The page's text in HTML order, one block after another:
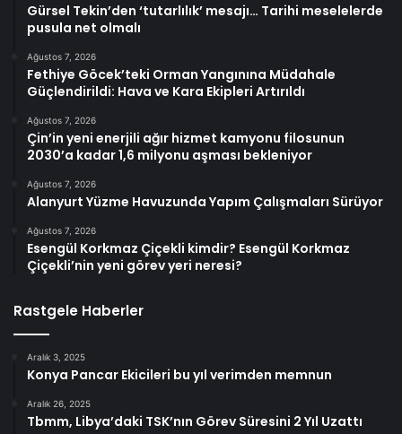
Gürsel Tekin’den ‘tutarlılık’ mesajı… Tarihi meselelerde
pusula net olmalı
Ağustos 7, 2026
Fethiye Göcek’teki Orman Yangınına Müdahale
Güçlendirildi: Hava ve Kara Ekipleri Artırıldı
Ağustos 7, 2026
Çin’in yeni enerjili ağır hizmet kamyonu filosunun
2030’a kadar 1,6 milyonu aşması bekleniyor
Ağustos 7, 2026
Alanyurt Yüzme Havuzunda Yapım Çalışmaları Sürüyor
Ağustos 7, 2026
Esengül Korkmaz Çiçekli kimdir? Esengül Korkmaz
Çiçekli’nin yeni görev yeri neresi?
Rastgele Haberler
Aralık 3, 2025
Konya Pancar Ekicileri bu yıl verimden memnun
Aralık 26, 2025
Tbmm, Libya’daki TSK’nın Görev Süresini 2 Yıl Uzattı